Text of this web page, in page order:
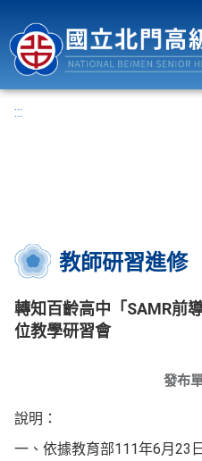
:::
教師研習進修
轉知百齡高中「SAMR前
位教學研習會
發布
說明：
一、依據教育部111年6月23